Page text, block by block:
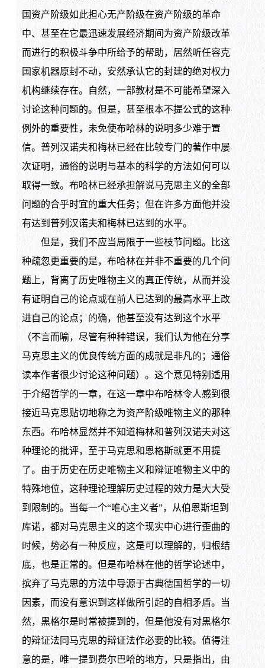
国资产阶级如此担心无产阶级在资产阶级的革命
中、甚至在它最迅速发展经济期间为资产阶级改革
而进行的积极斗争中所给予的帮助，居然听任容克
国家机器原封不动，安然承认它的封建的绝对权力
机构继续存在。自然，一部教材是不可能希望深入
讨论这种问题的。但是，甚至根本不提公式的这种
例外的重要性，未免使布哈林的说明多少难于置
信。普列汉诺夫和梅林已经在比较专门的著作中屡
次证明，通俗的说明与基本的科学的方法如何可以
取得一致。布哈林已经承担解说马克思主义的全部
问题的合乎时宜的重大任务；但在许多方面他并没
有达到普列汉诺夫和梅林已达到的水平。
但是，我们不应当局限于一些枝节问题。比这
种疏忽更重要的是，布哈林在并非不重要的几个问
题上，背离了历史唯物主义的真正传统，从而并没
有证明自己的论点或在前人已达到的最高水平上改
进自己的论点；的确，他甚至没有达到这个水平
（不言而喻，尽管有种种错误，我们认为他在分享
马克思主义的优良传统方面的成就是非凡的；通俗
读本作者很少讨论这种问题）。这个意见特别适用
于介绍哲学的一章，在这一章中布哈林令人感到很
接近马克思贴切地称之为资产阶级唯物主义的那种
东西。布哈林显然并不知道梅林和普列汉诺夫对这
种理论的批评，至于马克思和恩格斯就更不用提
了。由于历史在历史唯物主义和辩证唯物主义中的
特殊地位，这种理论理解历史过程的效力是大大受
到限制的。当每一个“唯心主义者”，从伯恩斯坦到
库诺，都对马克思主义的这个现实中心进行歪曲的
时候，势必有一种反应，这是可以理解的，归根结
底，也是正常的。但是布哈林在他的哲学论述中，
摈弃了马克思的方法中导源于古典德国哲学的一切
因素，而没有意识到这样做所引起的自相矛盾。当
然，黑格尔是时常被提到的，但是他没有对黑格尔
的辩证法同马克思的辩证法作必要的比较。值得注
意的是，唯一提到费尔巴哈的地方，只是指出，由